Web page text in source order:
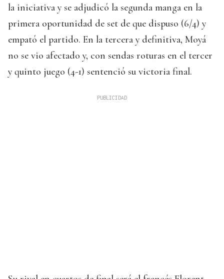
la iniciativa y se adjudicó la segunda manga en la
primera oportunidad de set de que dispuso (6/4) y
empató el partido. En la tercera y definitiva, Moyá
no se vio afectado y, con sendas roturas en el tercer
y quinto juego (4-1) sentenció su victoria final.